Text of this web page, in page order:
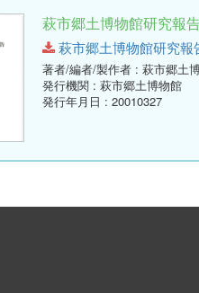
萩市郷土博物館研究報
萩市郷土博物館研究報
著者/編者/製作者 : 萩市郷土
発行機関 : 萩市郷土博物館
発行年月日 : 20010327